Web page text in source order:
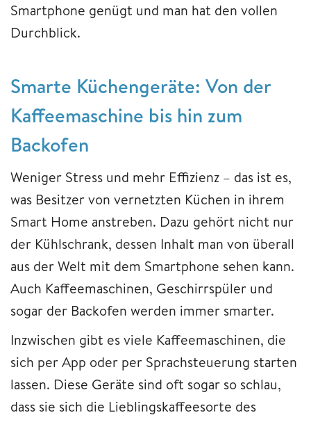
Smartphone genügt und man hat den vollen
Durchblick.
Smarte Küchengeräte: Von der
Kaffeemaschine bis hin zum
Backofen
Weniger Stress und mehr Effizienz – das ist es,
was Besitzer von vernetzten Küchen in ihrem
Smart Home anstreben. Dazu gehört nicht nur
der Kühlschrank, dessen Inhalt man von überall
aus der Welt mit dem Smartphone sehen kann.
Auch Kaffeemaschinen, Geschirrspüler und
sogar der Backofen werden immer smarter.
Inzwischen gibt es viele Kaffeemaschinen, die
sich per App oder per Sprachsteuerung starten
lassen. Diese Geräte sind oft sogar so schlau,
dass sie sich die Lieblingskaffeesorte des